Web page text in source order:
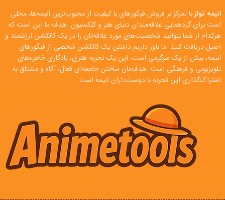
انیمه تولزبا تمرکز بر فروش فیگورهای با کیفیت از محبوب‌ترین انیمه‌ها، محلی
است برای گردهمایی علاقه‌مندان دنیای هنر و کلکسیون. هدف ما این است که
هرکدام از شما بتوانید شخصیت‌های مورد علاقه‌تان را در یک کالکشن ارزشمند و
اصیل دریافت کنید. ما باور داریم داشتن یک کالکشن شخصی از فیگورهای
انیمه، بیش از یک سرگرمی است؛ این یک تجربه هنری، یادگاری خاطره‌های
تلویزیونی و فرهنگی است. هدف‌مان ساختن جامعه‌ای فعال، آگاه و مشتاق به
اشتراک‌گذاری این تجربه با دوست‌داران انیمه است.